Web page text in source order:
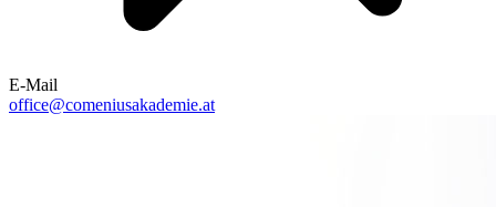
E-Mail
office@comeniusakademie.at